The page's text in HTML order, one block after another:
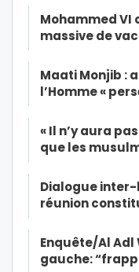
Mohammed VI
massive de
Maati Monjib :
l’Homme «
« Il n’y aura
que les
Dialogue inter-
réunion
Enquête/Al
gauche: